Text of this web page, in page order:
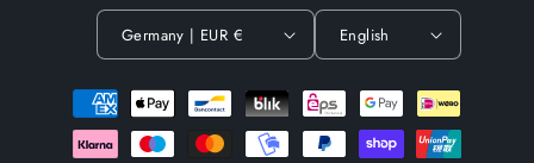
Germany | EUR € English
Payment
methods